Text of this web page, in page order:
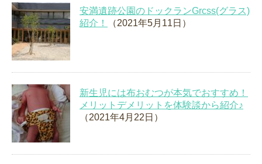
安満遺跡公園のドックランGrcss(グラス)
紹介！
（2021年5月11日）
新生児には布おむつが本気でおすすめ！
メリットデメリットを体験談から紹介♪
（2021年4月22日）